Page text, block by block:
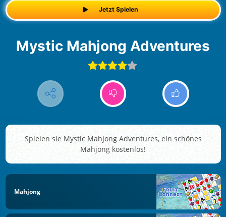
Jetzt Spielen
Mystic Mahjong Adventures
Spielen sie Mystic Mahjong Adventures, ein schönes
Mahjong kostenlos!
Mahjong